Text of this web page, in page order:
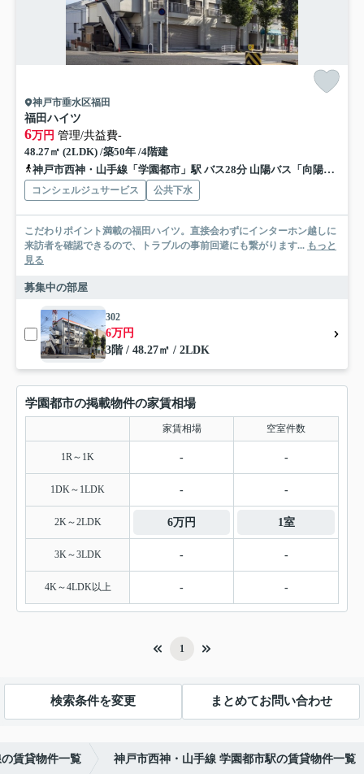
神戸市垂水区福田
福田ハイツ
6万円 管理/共益費-
48.27㎡ (2LDK) /築50年 /4階建
神戸市西神・山手線「学園都市」駅 バス28分 山陽バス「向陽2丁目」 停歩2分
コンシェルジュサービス 公共下水
こだわりポイント満載の福田ハイツ。直接会わずにインターホン越しに
来訪者を確認できるので、トラブルの事前回避にも繋がります... もっと
見る
募集中の部屋
302
6万円
3階 / 48.27㎡ / 2LDK
学園都市の掲載物件の家賃相場
家賃相場 空室件数
1R～1K - -
1DK～1LDK - -
2K～2LDK 6万円 1室
3K～3LDK - -
4K～4LDK以上 - -
1
検索条件を変更 まとめてお問い合わせ
賃貸物件一覧 神戸市西神・山手線 学園都市駅の賃貸物件一覧